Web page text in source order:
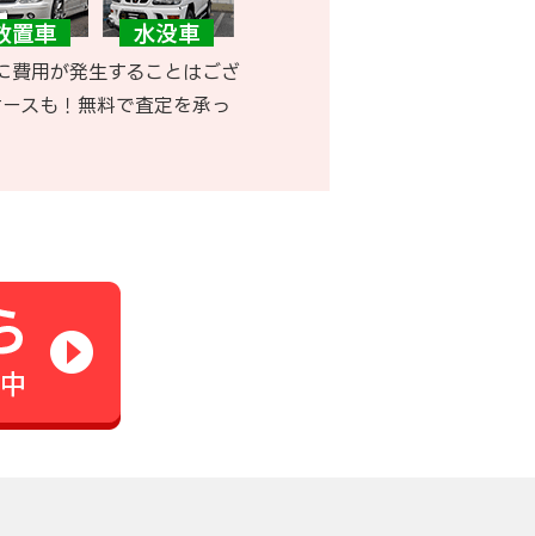
費用が発生することはござ
スも！無料で査定を承っ